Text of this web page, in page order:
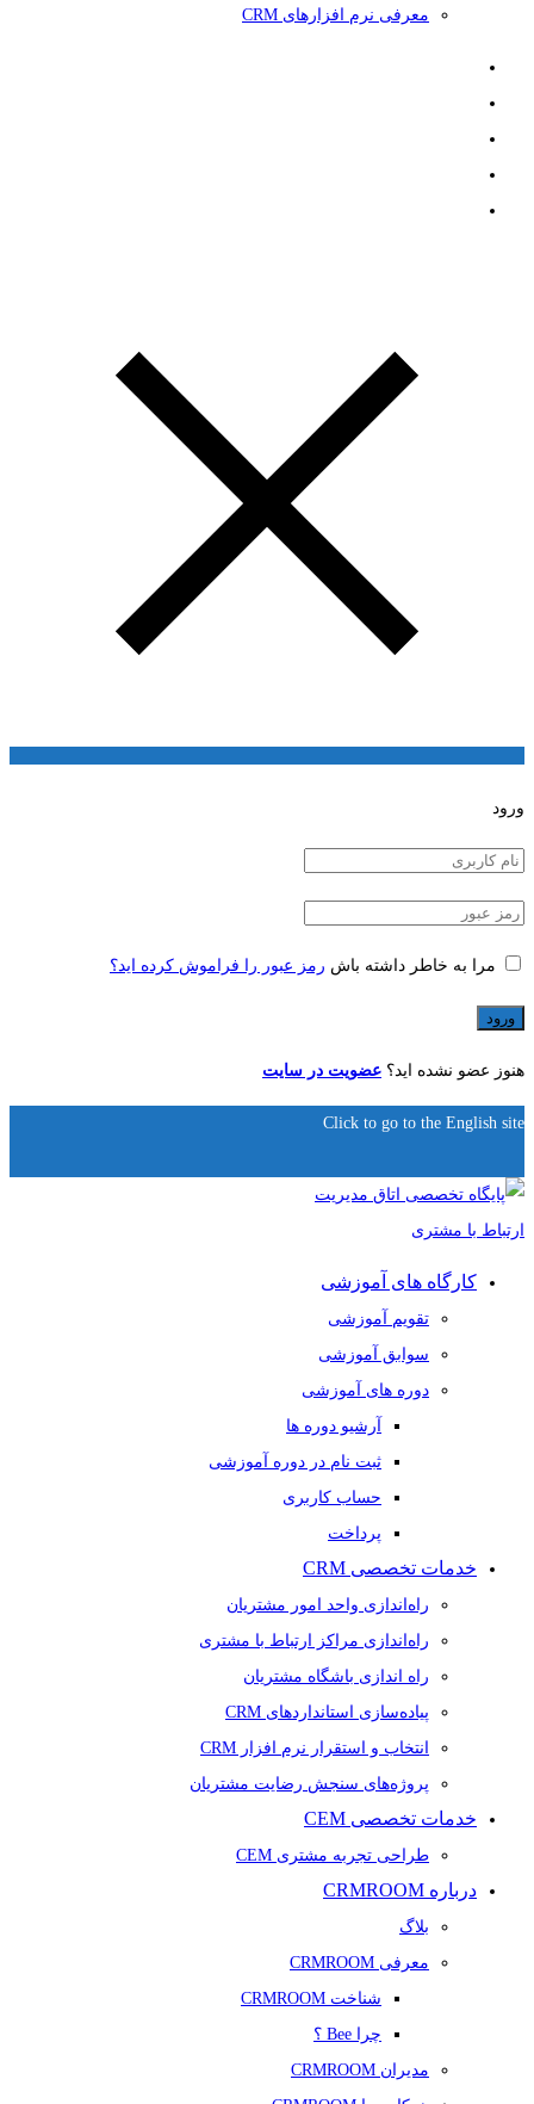
معرفی نرم افزارهای CRM
ورود
مرا به خاطر داشته باش رمز عبور را فراموش کرده اید؟
هنوز عضو نشده اید؟ عضویت در سایت
Click to go to the English site
کارگاه های آموزشی
تقویم آموزشی
سوابق آموزشی
دوره های آموزشی
آرشیو دوره ها
ثبت نام در دوره آموزشی
حساب کاربری
پرداخت
خدمات تخصصی CRM
راه‌اندازی واحد امور مشتریان
راه‌اندازی مراکز ارتباط با مشتری
راه اندازی باشگاه مشتریان
پیاده‌سازی استانداردهای CRM
انتخاب و استقرار نرم افزار CRM
پروژه‌های سنجش رضایت مشتریان
خدمات تخصصی CEM
طراحی تجربه مشتری CEM
درباره CRMROOM
بلاگ
معرفی CRMROOM
شناخت CRMROOM
چرا Bee ؟
مدیران CRMROOM